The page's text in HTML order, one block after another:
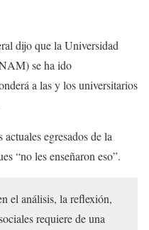
dijo que la Universidad
se ha ido
a las y los universitarios
egresados de la
“no les enseñaron eso”.
el análisis, la reflexión,
requiere de una